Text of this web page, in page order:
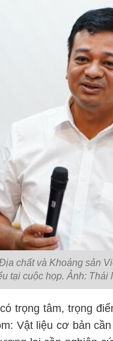
chất và Khoáng sản
tại cuộc họp. Ảnh: Thái
trọng tâm, trọng
Vật liệu cơ bản